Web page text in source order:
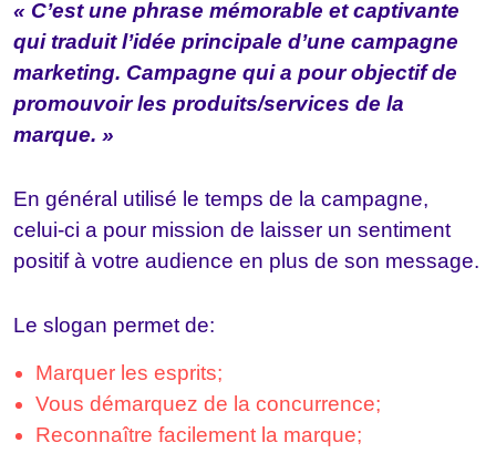
« C’est une phrase mémorable et captivante
qui traduit l’idée principale d’une campagne
marketing. Campagne qui a pour objectif de
promouvoir les produits/services de la
marque. »
En général utilisé le temps de la campagne,
celui-ci a pour mission de laisser un sentiment
positif à votre audience en plus de son message.
Le slogan permet de:
Marquer les esprits;
Vous démarquez de la concurrence;
Reconnaître facilement la marque;